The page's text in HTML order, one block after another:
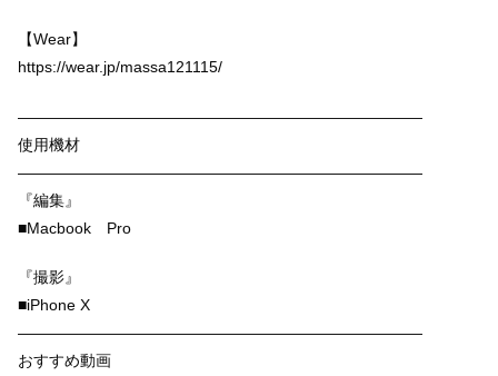
【Wear】
https://wear.jp/massa121115/
——————————————————————————
使用機材
——————————————————————————
『編集』
■Macbook Pro
『撮影』
■iPhone X
——————————————————————————
おすすめ動画